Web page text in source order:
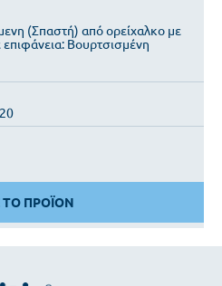
(Σπαστή) από ορείχαλκο με
Βουρτσισμένη
ΤΟ ΠΡΟΪΟΝ